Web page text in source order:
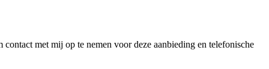
met mij op te nemen voor deze aanbieding en telefonische